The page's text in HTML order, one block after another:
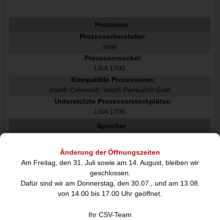
Änderung der Öffnungszeiten
Am Freitag, den 31. Juli sowie am 14. August, bleiben wir
geschlossen.
Dafür sind wir am Donnerstag, den 30.07., und am 13.08.
von 14.00 bis 17.00 Uhr geöffnet.
Ihr CSV-Team
Prozessor
Prozessorhersteller:
Intel
Prozessorsockel:
LGA 1700
Kompatible Prozessoren:
Intel® Celeron®, Intel® Pentium® Gold
Unterstützte Prozessorsteckplätze:
LGA 1700
Speicher
DDR5-SDRAM
Anzahl der Speichersteckplätze:
4
RAM-Speicher maximal:
192 GB
Nicht-ECC